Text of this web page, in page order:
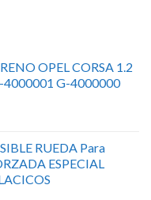
OPEL CORSA 1.2
4000001 G-4000000
RUEDA Para
ESPECIAL